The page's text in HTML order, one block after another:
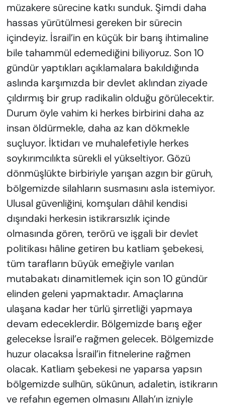
müzakere sürecine katkı sunduk. Şimdi daha
hassas yürütülmesi gereken bir sürecin
içindeyiz. İsrail’in en küçük bir barış ihtimaline
bile tahammül edemediğini biliyoruz. Son 10
gündür yaptıkları açıklamalara bakıldığında
aslında karşımızda bir devlet aklından ziyade
çıldırmış bir grup radikalin olduğu görülecektir.
Durum öyle vahim ki herkes birbirini daha az
insan öldürmekle, daha az kan dökmekle
suçluyor. İktidarı ve muhalefetiyle herkes
soykırımcılıkta sürekli el yükseltiyor. Gözü
dönmüşlükte birbiriyle yarışan azgın bir güruh,
bölgemizde silahların susmasını asla istemiyor.
Ulusal güvenliğini, komşuları dâhil kendisi
dışındaki herkesin istikrarsızlık içinde
olmasında gören, terörü ve işgali bir devlet
politikası hâline getiren bu katliam şebekesi,
tüm tarafların büyük emeğiyle varılan
mutabakatı dinamitlemek için son 10 gündür
elinden geleni yapmaktadır. Amaçlarına
ulaşana kadar her türlü şirretliği yapmaya
devam edeceklerdir. Bölgemizde barış eğer
gelecekse İsrail’e rağmen gelecek. Bölgemizde
huzur olacaksa İsrail’in fitnelerine rağmen
olacak. Katliam şebekesi ne yaparsa yapsın
bölgemizde sulhün, sükûnun, adaletin, istikrarın
ve refahın egemen olmasını Allah’ın izniyle